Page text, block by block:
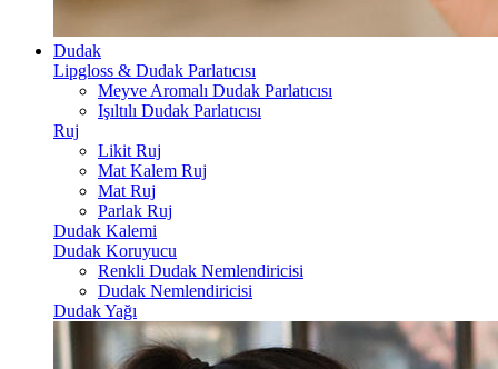
Dudak
Lipgloss & Dudak Parlatıcısı
Meyve Aromalı Dudak Parlatıcısı
Işıltılı Dudak Parlatıcısı
Ruj
Likit Ruj
Mat Kalem Ruj
Mat Ruj
Parlak Ruj
Dudak Kalemi
Dudak Koruyucu
Renkli Dudak Nemlendiricisi
Dudak Nemlendiricisi
Dudak Yağı